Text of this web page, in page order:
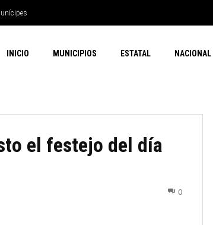
INICIO MUNICIPIOS ESTATAL NACIONAL
el festejo del día
0